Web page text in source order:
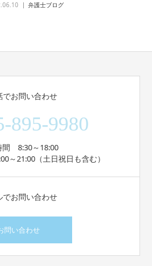
弁護士ブログ
でお問い合わせ
895-9980
間 8:30～18:00
～21:00（土日祝日も含む）
でお問い合わせ
問い合わせ